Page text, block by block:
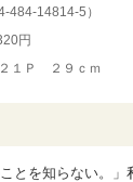
484-14814-5 ）
円
１Ｐ ２９ｃｍ
とを知らない。